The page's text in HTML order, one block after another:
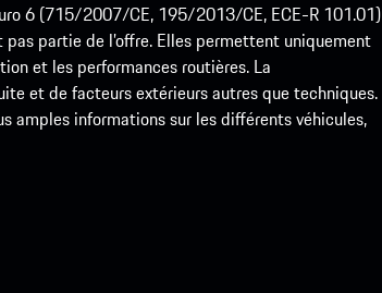
6 (715/2007/CE, 195/2013/CE, ECE-R 101.01)
partie de l’offre. Elles permettent uniquement
et les performances routières. La
et de facteurs extérieurs autres que techniques.
amples informations sur les différents véhicules,